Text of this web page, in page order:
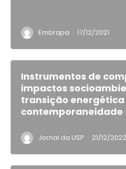
Embrapa · 17/12/2021
Instrumentos de
impactos
transição energética
contemporaneidade
Jornal da USP · 21/12/2022